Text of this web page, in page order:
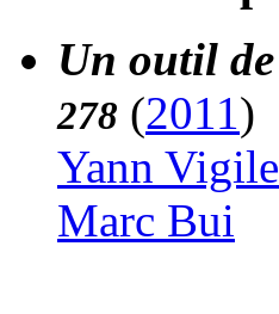
Un outil
278 (2011)
Yann
Marc Bui